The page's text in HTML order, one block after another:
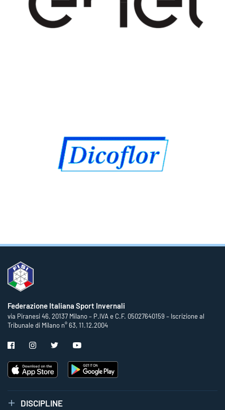
Federazione Italiana Sport Invernali
via Piranesi 46, 20137 Milano – P.IVA e C.F. 05027640159 – Iscrizione al
Tribunale di Milano n° 63, 11.12.2004
DISCIPLINE